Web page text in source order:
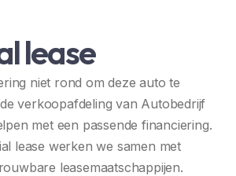
lease
niet rond om deze auto te
verkoopafdeling van Autobedrijf
met een passende financiering.
lease werken we samen met
leasemaatschappijen.